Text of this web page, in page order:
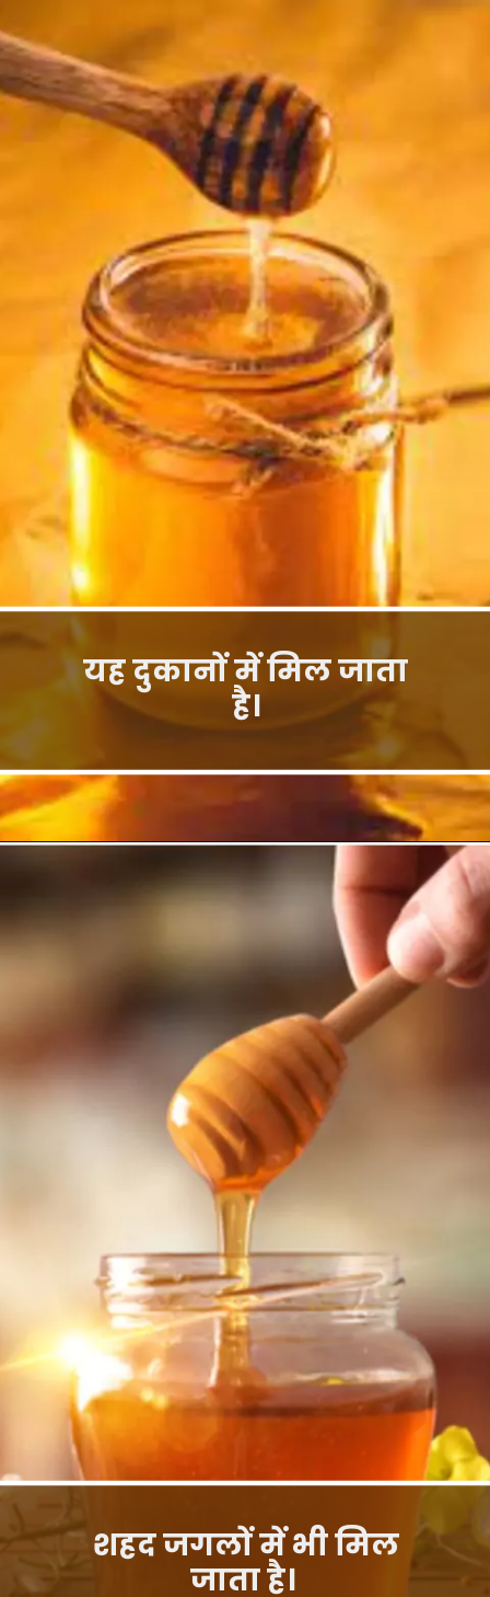
यह दुकानों में मिल जाता
है।
शहद जगलों में भी मिल
जाता है।